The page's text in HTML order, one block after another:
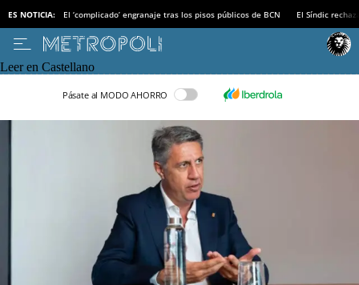
ES NOTICIA: El ‘complicado’ engranaje tras los pisos públicos de BCN El Síndic
Leer en Castellano
Pásate al MODO AHORRO